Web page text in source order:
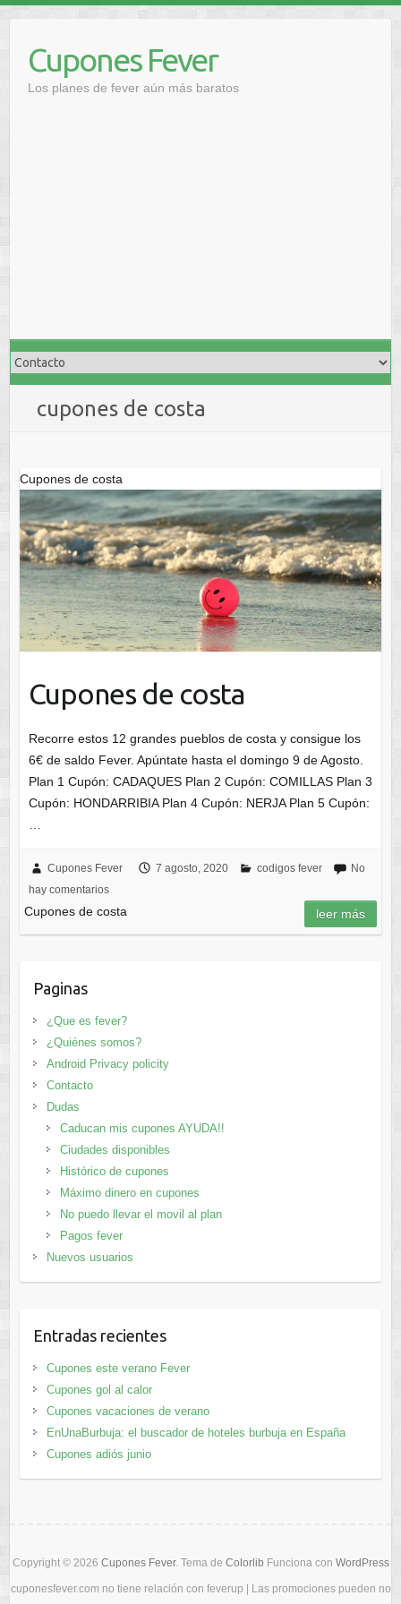
contenidoCupones Fever
Los planes de fever aún más baratos
cupones de costa
Cupones de costa
Cupones de costa
Recorre estos 12 grandes pueblos de costa y consigue los
6€ de saldo Fever. Apúntate hasta el domingo 9 de Agosto.
Plan 1 Cupón: CADAQUES Plan 2 Cupón: COMILLAS Plan 3
Cupón: HONDARRIBIA Plan 4 Cupón: NERJA Plan 5 Cupón:
Cupones Fever 7 agosto, 2020 codigos fever
No
hay comentarios
Cupones de costa leer más
Paginas
¿Que es fever?
¿Quiénes somos?
Android Privacy policity
Contacto
Dudas
Caducan mis cupones AYUDA!!
Ciudades disponibles
Histórico de cupones
Máximo dinero en cupones
No puedo llevar el movil al plan
Pagos fever
Nuevos usuarios
Entradas recientes
Cupones este verano Fever
Cupones gol al calor
Cupones vacaciones de verano
EnUnaBurbuja: el buscador de hoteles burbuja en España
Cupones adiós junio
Copyright © 2026 Cupones Fever. Tema de Colorlib Funciona con WordPress
cuponesfever.com no tiene relación con feverup | Las promociones pueden no